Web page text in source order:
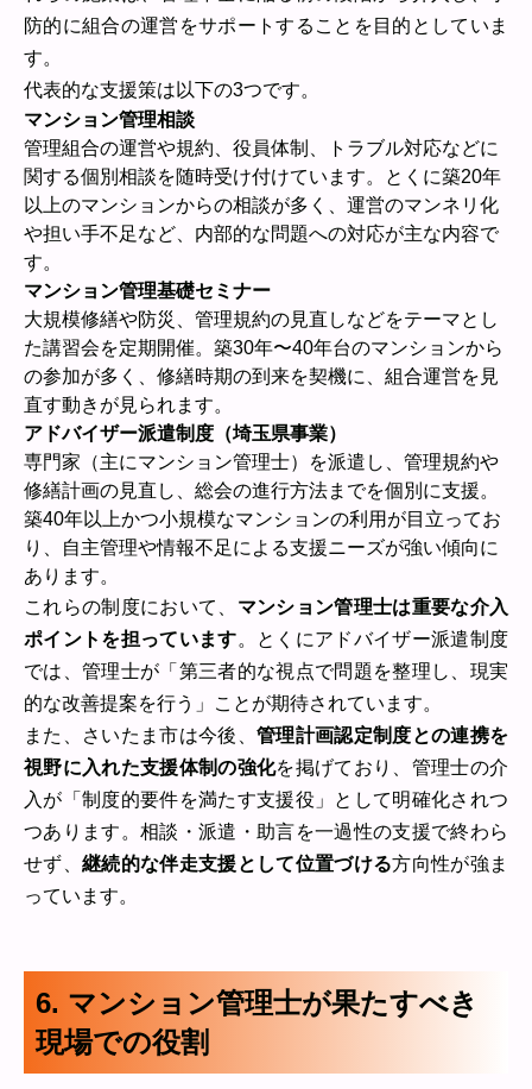
防的に組合の運営をサポートすることを目的としていま
す。
代表的な支援策は以下の3つです。
マンション管理相談
管理組合の運営や規約、役員体制、トラブル対応などに
関する個別相談を随時受け付けています。とくに築20年
以上のマンションからの相談が多く、運営のマンネリ化
や担い手不足など、内部的な問題への対応が主な内容で
す。
マンション管理基礎セミナー
大規模修繕や防災、管理規約の見直しなどをテーマとし
た講習会を定期開催。築30年〜40年台のマンションから
の参加が多く、修繕時期の到来を契機に、組合運営を見
直す動きが見られます。
アドバイザー派遣制度（埼玉県事業）
専門家（主にマンション管理士）を派遣し、管理規約や
修繕計画の見直し、総会の進行方法までを個別に支援。
築40年以上かつ小規模なマンションの利用が目立ってお
り、自主管理や情報不足による支援ニーズが強い傾向に
あります。
これらの制度において、 マンション管理士は重要な介入
ポイントを担っています。とくにアドバイザー派遣制度
では、管理士が「第三者的な視点で問題を整理し、現実
的な改善提案を行う」ことが期待されています。
また、さいたま市は今後、 管理計画認定制度との連携を
視野に入れた支援体制の強化を掲げており、管理士の介
入が「制度的要件を満たす支援役」として明確化されつ
つあります。相談・派遣・助言を一過性の支援で終わら
せず、 継続的な伴走支援として位置づける方向性が強ま
っています。
6. マンション管理士が果たすべき
現場での役割